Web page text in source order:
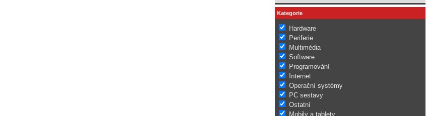
Kategorie
Hardware
Periferie
Multimédia
Software
Programování
Internet
Operační systémy
PC sestavy
Ostatní
Mobily a tablety